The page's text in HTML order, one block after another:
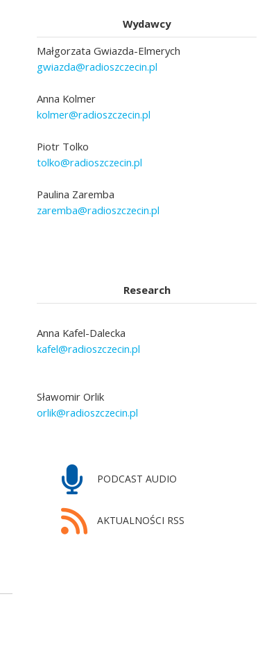
Wydawcy
Małgorzata Gwiazda-Elmerych
gwiazda@radioszczecin.pl
Anna Kolmer
kolmer@radioszczecin.pl
Piotr Tolko
tolko@radioszczecin.pl
Paulina Zaremba
zaremba@radioszczecin.pl
Research
Anna Kafel-Dalecka
kafel@radioszczecin.pl
Sławomir Orlik
orlik@radioszczecin.pl
PODCAST AUDIO
AKTUALNOŚCI RSS